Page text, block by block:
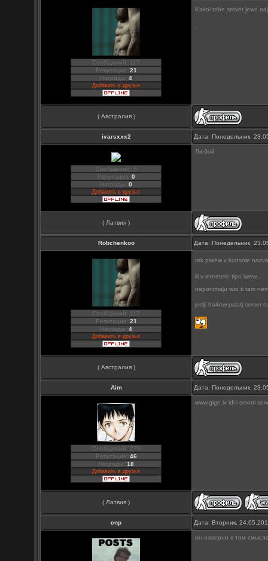
Сообщений: 117
Репутация: 21
Награды:4
Добавить в друзья
Kakoi tebe server jewo
( Австралия )
ivarsxxx2 Дата: Понедельник,
Сообщений: 5
Репутация: 0
Награды:0
Добавить в друзья
Любой
( Латвия )
Robchenkoo Дата: Понедельник,
Сообщений: 117
Репутация: 21
Награды:4
Добавить в друзья
tak piwew v konsole
ili v internete tipo iwew...
neponimaju wto ti tam
jeslji ho4ew psiatj server
( Австралия )
Aim Дата: Понедельник,
Сообщений: 270
Репутация: 46
Награды:18
Добавить в друзья
www.gign.lv idi i smotri
( Латвия )
cnp Дата: Вторник,
он наверно в том